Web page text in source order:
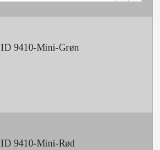
ID 9410-Mini-Grøn
ID 9410-Mini-Rød